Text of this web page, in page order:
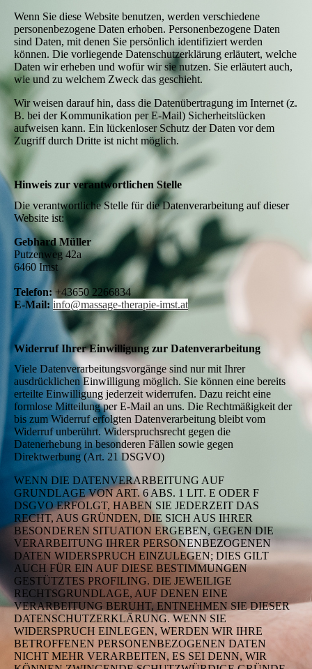
Wenn Sie diese Website benutzen, werden verschiedene
personenbezogene Daten erhoben. Personenbezogene Daten
sind Daten, mit denen Sie persönlich identifiziert werden
können. Die vorliegende Datenschutzerklärung erläutert, welche
Daten wir erheben und wofür wir sie nutzen. Sie erläutert auch,
wie und zu welchem Zweck das geschieht.
Wir weisen darauf hin, dass die Datenübertragung im Internet (z.
B. bei der Kommunikation per E-Mail) Sicherheitslücken
aufweisen kann. Ein lückenloser Schutz der Daten vor dem
Zugriff durch Dritte ist nicht möglich.
Hinweis zur verantwortlichen Stelle
Die verantwortliche Stelle für die Datenverarbeitung auf dieser
Website ist:
Gebhard Müller
Putzenweg 42a
6460 Imst
Telefon:+43650 2266834
E-Mail: info@massage-therapie-imst.at
Widerruf Ihrer Einwilligung zur Datenverarbeitung
Viele Datenverarbeitungsvorgänge sind nur mit Ihrer
ausdrücklichen Einwilligung möglich. Sie können eine bereits
erteilte Einwilligung jederzeit widerrufen. Dazu reicht eine
formlose Mitteilung per E-Mail an uns. Die Rechtmäßigkeit der
bis zum Widerruf erfolgten Datenverarbeitung bleibt vom
Widerruf unberührt. Widerspruchsrecht gegen die
Datenerhebung in besonderen Fällen sowie gegen
Direktwerbung (Art. 21 DSGVO)
WENN DIE DATENVERARBEITUNG AUF
GRUNDLAGE VON ART. 6 ABS. 1 LIT. E ODER F
DSGVO ERFOLGT, HABEN SIE JEDERZEIT DAS
RECHT, AUS GRÜNDEN, DIE SICH AUS IHRER
BESONDEREN SITUATION ERGEBEN, GEGEN DIE
VERARBEITUNG IHRER PERSONENBEZOGENEN
DATEN WIDERSPRUCH EINZULEGEN; DIES GILT
AUCH FÜR EIN AUF DIESE BESTIMMUNGEN
GESTÜTZTES PROFILING. DIE JEWEILIGE
RECHTSGRUNDLAGE, AUF DENEN EINE
VERARBEITUNG BERUHT, ENTNEHMEN SIE DIESER
DATENSCHUTZERKLÄRUNG. WENN SIE
WIDERSPRUCH EINLEGEN, WERDEN WIR IHRE
BETROFFENEN PERSONENBEZOGENEN DATEN
NICHT MEHR VERARBEITEN, ES SEI DENN, WIR